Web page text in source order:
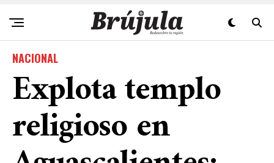
NACIONAL
Explota templo
religioso en